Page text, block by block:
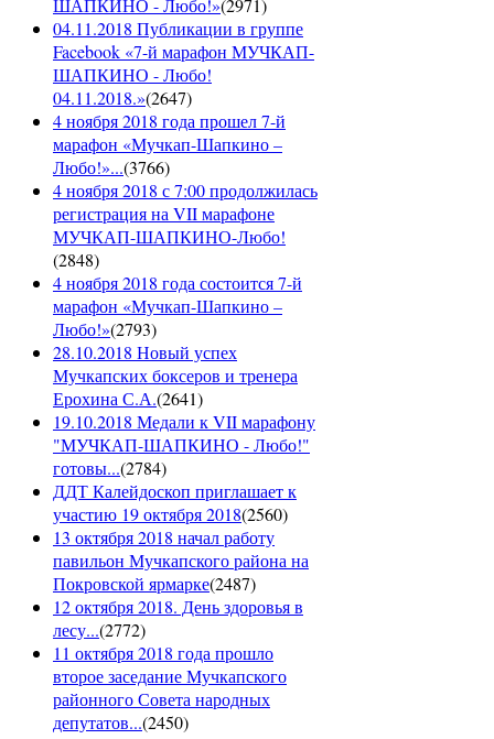
ШАПКИНО - Любо!»(2971)
04.11.2018 Публикации в группе
Facebook «7-й марафон МУЧКАП-
ШАПКИНО - Любо!
04.11.2018.»(2647)
4 ноября 2018 года прошел 7-й
марафон «Мучкап-Шапкино –
Любо!»...(3766)
4 ноября 2018 с 7:00 продолжилась
регистрация на VII марафоне
МУЧКАП-ШАПКИНО-Любо!
(2848)
4 ноября 2018 года состоится 7-й
марафон «Мучкап-Шапкино –
Любо!»(2793)
28.10.2018 Новый успех
Мучкапских боксеров и тренера
Ерохина С.А.(2641)
19.10.2018 Медали к VII марафону
"МУЧКАП-ШАПКИНО - Любо!"
готовы...(2784)
ДДТ Калейдоскоп приглашает к
участию 19 октября 2018(2560)
13 октября 2018 начал работу
павильон Мучкапского района на
Покровской ярмарке(2487)
12 октября 2018. День здоровья в
лесу...(2772)
11 октября 2018 года прошло
второе заседание Мучкапского
районного Совета народных
депутатов...(2450)